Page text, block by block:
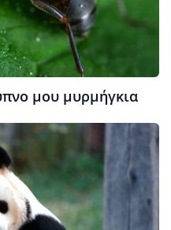
μου μυρμήγκια